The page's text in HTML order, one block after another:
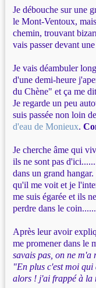
Je débouche sur une
le Mont-Ventoux,
chemin, trouvant
vais passer devant
Je vais déambuler
d'une demi-heure
du Chène" et ça me
Je regarde un peu
suis passée non loin
d'eau de Monieux.
Je cherche âme qui
ils ne sont pas
dans un grand
qu'il me voit et je
me suis égarée et ils
perdre dans le
Après leur avoir
me promener dans le
savais pas, on ne
"En plus c'est moi
alors ! j'ai frappé à la